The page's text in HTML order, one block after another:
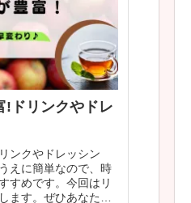
!ドリンクやドレ
ンクやドレッシン
えに簡単なので、時
すめです。今回はリ
ます。ぜひあなたも